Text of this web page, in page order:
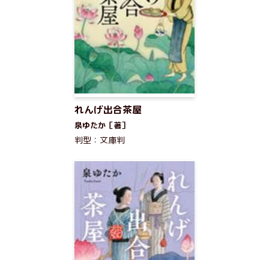
れんげ出合茶屋
泉ゆたか［著］
判型：文庫判